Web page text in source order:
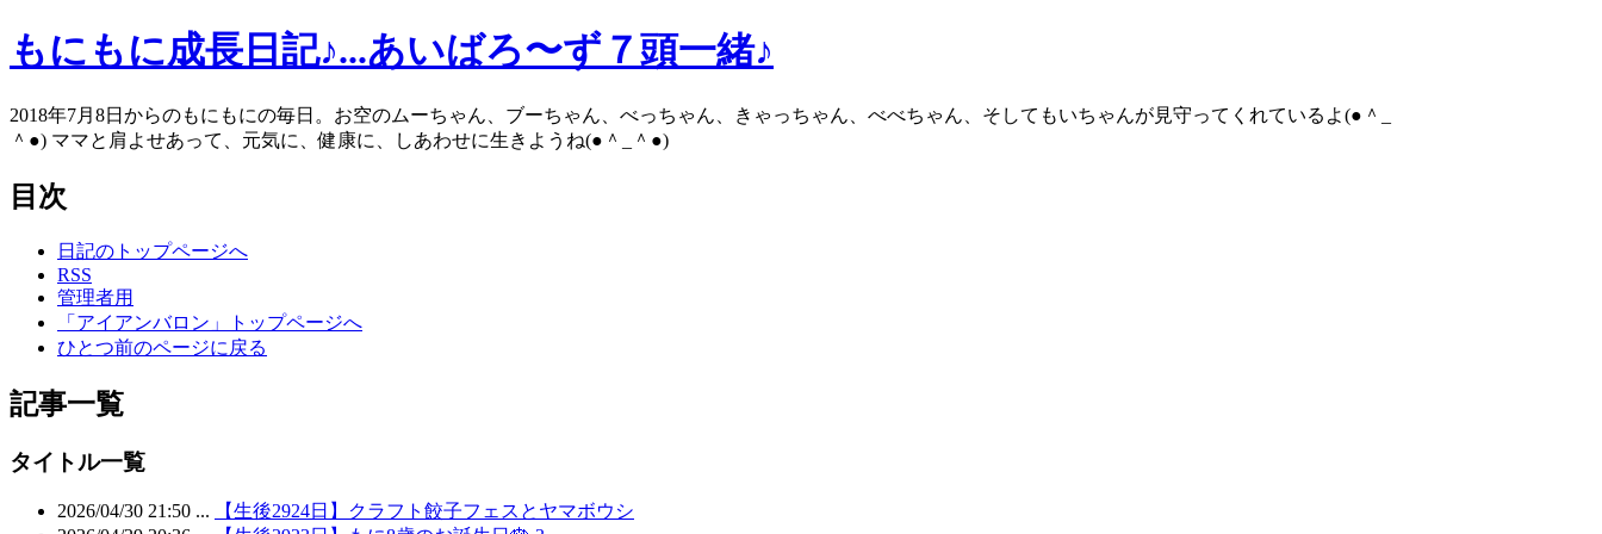
もにもに成長日記♪...あいばろ〜ず７頭一緒♪
2018年7月8日からのもにもにの毎日。お空のムーちゃん、ブーちゃん、べっちゃん、きゃっちゃん、べべちゃん、そしてもいちゃんが見守ってくれているよ(●＾_
＾●) ママと肩よせあって、元気に、健康に、しあわせに生きようね(●＾_＾●)
目次
日記のトップページへ
RSS
管理者用
「アイアンバロン」トップページへ
ひとつ前のページに戻る
記事一覧
タイトル一覧
2026/04/30 21:50 ...
【生後2924日】クラフト餃子フェスとヤマボウシ